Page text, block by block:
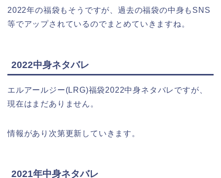
2022年の福袋もそうですが、過去の福袋の中身もSNS
等でアップされているのでまとめていきますね。
2022中身ネタバレ
エルアールジー(LRG)福袋2022中身ネタバレですが、
現在はまだありません。
情報があり次第更新していきます。
2021年中身ネタバレ